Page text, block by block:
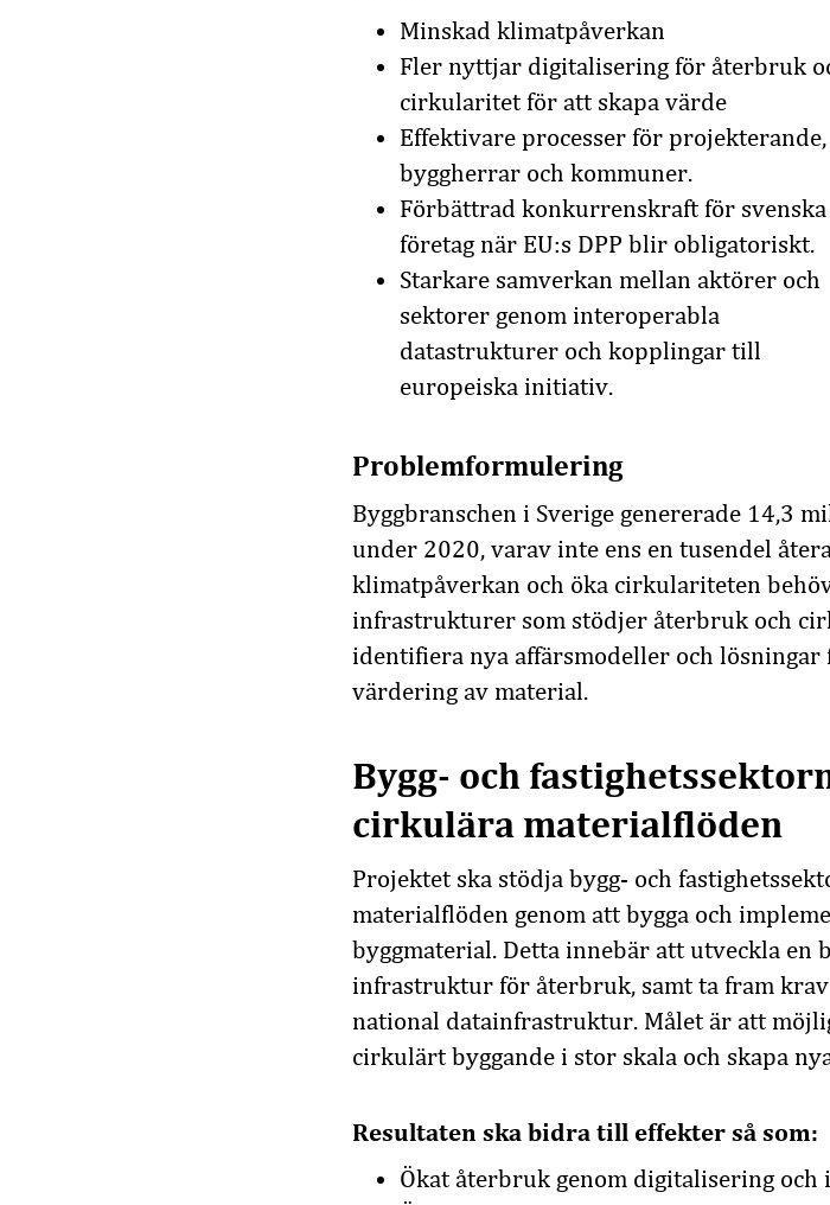
Minskad klimatpåverkan
Fler nyttjar digitalisering för återbruk
cirkularitet för att skapa värde
Effektivare processer för projekterande,
byggherrar och kommuner.
Förbättrad konkurrenskraft för svenska
företag när EU:s DPP blir obligatoriskt.
Starkare samverkan mellan aktörer och
sektorer genom interoperabla
datastrukturer och kopplingar till
europeiska initiativ.
Problemformulering
Byggbranschen i Sverige genererade 14,3
under 2020, varav inte ens en tusendel
klimatpåverkan och öka cirkulariteten
infrastrukturer som stödjer återbruk och
identifiera nya affärsmodeller och
värdering av material.
Bygg- och
cirkulära materialflöden
Projektet ska stödja bygg- och
materialflöden genom att bygga och
byggmaterial. Detta innebär att utveckla en
infrastruktur för återbruk, samt ta fram krav
national datainfrastruktur. Målet är att
cirkulärt byggande i stor skala och skapa
Resultaten ska bidra till effekter så som:
Ökat återbruk genom digitalisering